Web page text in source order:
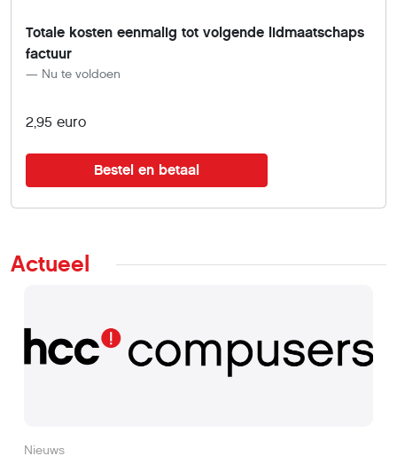
Totale kosten eenmalig tot volgende lidmaatschaps
factuur
Nu te voldoen
2,95 euro
Actueel
Nieuws